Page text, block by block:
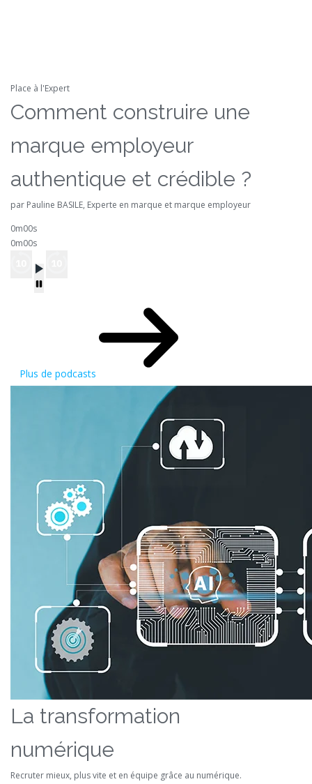
Place à l'Expert
Comment construire une
marque employeur
authentique et crédible ?
par Pauline BASILE, Experte en marque et marque employeur
0m00s
0m00s
Plus de podcasts
La transformation
numérique
Recruter mieux, plus vite et en équipe grâce au numérique.